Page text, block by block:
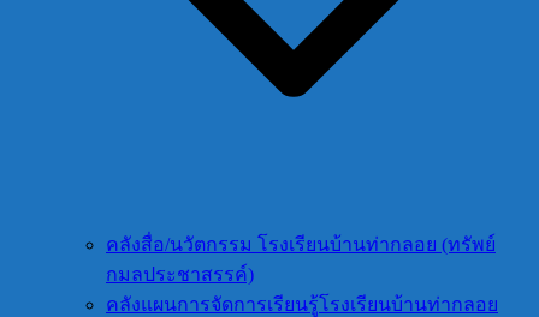
คลังสื่อ/นวัตกรรม โรงเรียนบ้านท่ากลอย (ทรัพย์
กมลประชาสรรค์)
คลังแผนการจัดการเรียนรู้โรงเรียนบ้านท่ากลอย